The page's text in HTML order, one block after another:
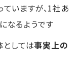
いますが、1社あ
になるようです
しては事実上の